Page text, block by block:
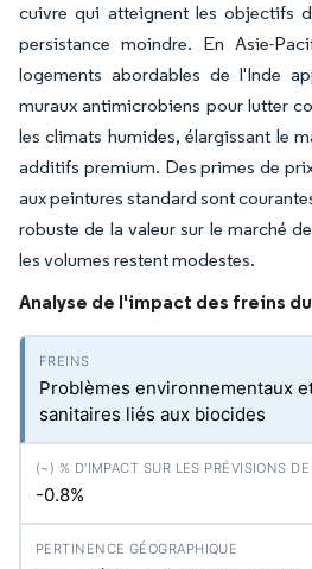
cuivre qui atteignent les objectifs
persistance moindre. En Asie-
logements abordables de l'Inde
muraux antimicrobiens pour lutter
les climats humides, élargissant le
additifs premium. Des primes de
aux peintures standard sont
robuste de la valeur sur le marché
les volumes restent modestes.
Analyse de l'impact des freins
Problèmes environnementaux
sanitaires liés aux biocides
-0.8%